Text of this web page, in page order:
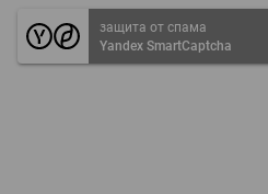
защита от спама
Yandex SmartCaptcha